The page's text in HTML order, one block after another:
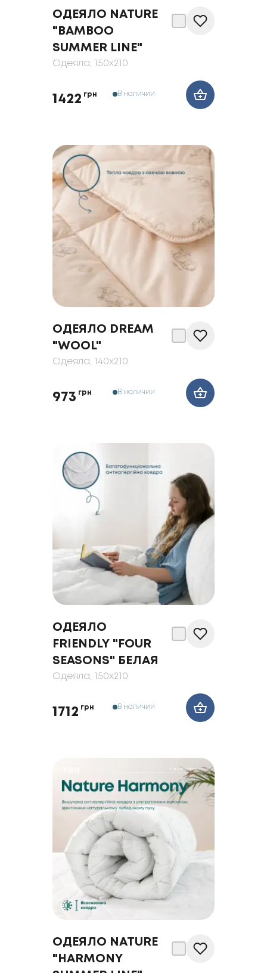
ОДЕЯЛО NATURE
"BAMBOO
SUMMER LINE"
Одеяла, 150x210
1422 грн В наличии
ОДЕЯЛО DREAM
"WOOL"
Одеяла, 140x210
973 грн В наличии
ОДЕЯЛО
FRIENDLY "FOUR
SEASONS" БЕЛАЯ
Одеяла, 150x210
1712 грн В наличии
ОДЕЯЛО NATURE
"HARMONY